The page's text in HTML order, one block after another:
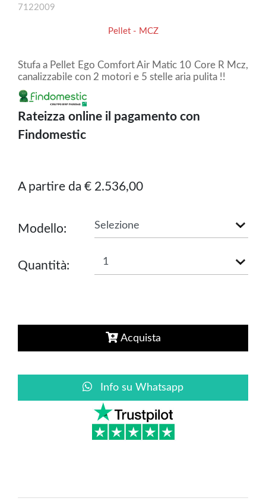
7122009
Pellet - MCZ
Stufa a Pellet Ego Comfort Air Matic 10 Core R Mcz,
canalizzabile con 2 motori e 5 stelle aria pulita !!
Rateizza online il pagamento con
Findomestic
A partire da € 2.536,00
Modello:
Quantità:
Acquista
Info su Whatsapp